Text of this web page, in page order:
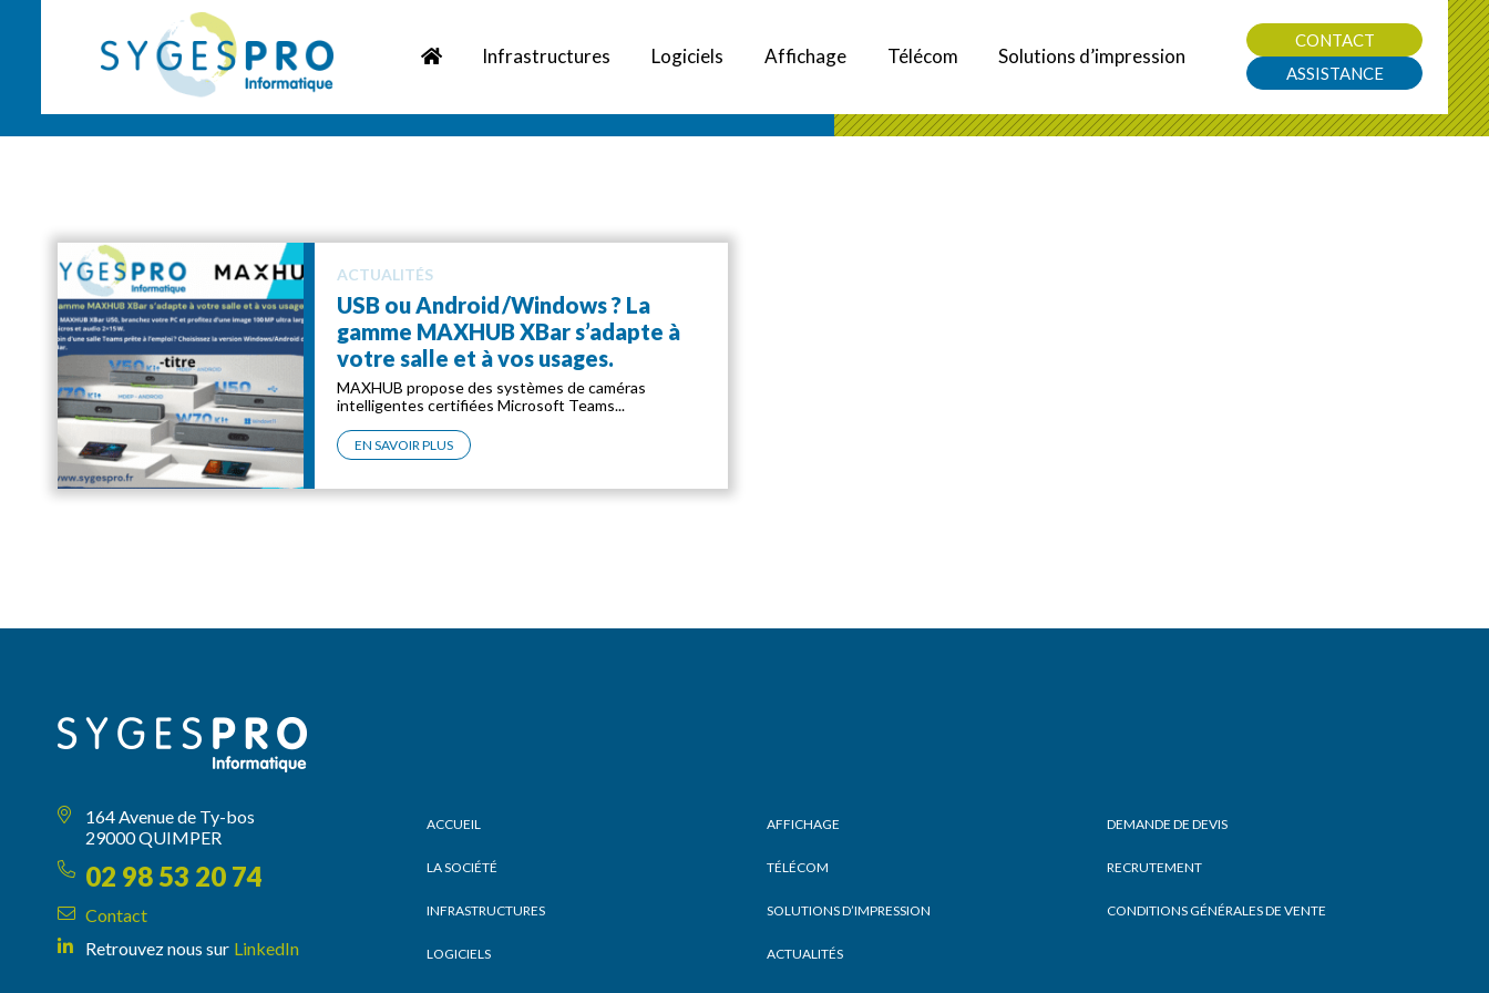
Infrastructures Logiciels Affichage Télécom Solutions d’impression
CONTACT
ASSISTANCE
ACTUALITÉS
USB ou Android /Windows ? La
gamme MAXHUB XBar s’adapte à
votre salle et à vos usages.
MAXHUB propose des systèmes de caméras
intelligentes certifiées Microsoft Teams...
EN SAVOIR PLUS
164 Avenue de Ty-bos
29000 QUIMPER
02 98 53 20 74
Contact
Retrouvez nous sur LinkedIn
ACCUEIL
LA SOCIÉTÉ
INFRASTRUCTURES
LOGICIELS
AFFICHAGE
TÉLÉCOM
SOLUTIONS D’IMPRESSION
ACTUALITÉS
DEMANDE DE DEVIS
RECRUTEMENT
CONDITIONS GÉNÉRALES DE VENTE